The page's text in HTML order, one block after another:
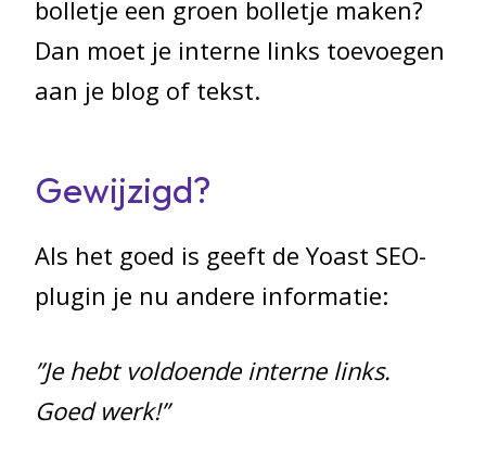
bolletje een groen bolletje maken?
Dan moet je interne links toevoegen
aan je blog of tekst.
Gewijzigd?
Als het goed is geeft de Yoast SEO-
plugin je nu andere informatie:
”Je hebt voldoende interne links.
Goed werk!”